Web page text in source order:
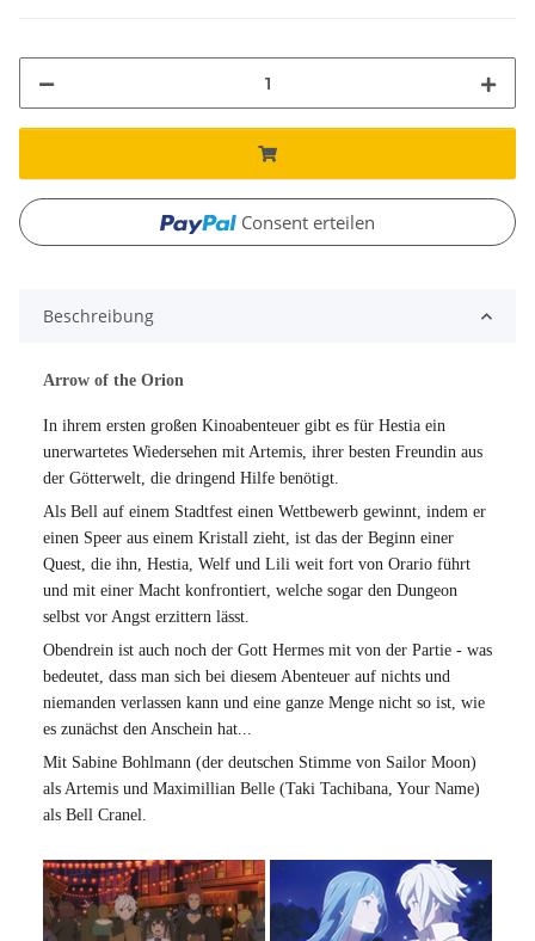
Consent erteilen
Beschreibung
Arrow of the Orion
In ihrem ersten großen Kinoabenteuer gibt es für Hestia ein
unerwartetes Wiedersehen mit Artemis, ihrer besten Freundin aus
der Götterwelt, die dringend Hilfe benötigt.
Als Bell auf einem Stadtfest einen Wettbewerb gewinnt, indem er
einen Speer aus einem Kristall zieht, ist das der Beginn einer
Quest, die ihn, Hestia, Welf und Lili weit fort von Orario führt
und mit einer Macht konfrontiert, welche sogar den Dungeon
selbst vor Angst erzittern lässt.
Obendrein ist auch noch der Gott Hermes mit von der Partie - was
bedeutet, dass man sich bei diesem Abenteuer auf nichts und
niemanden verlassen kann und eine ganze Menge nicht so ist, wie
es zunächst den Anschein hat...
Mit Sabine Bohlmann (der deutschen Stimme von Sailor Moon)
als Artemis und Maximillian Belle (Taki Tachibana, Your Name)
als Bell Cranel.